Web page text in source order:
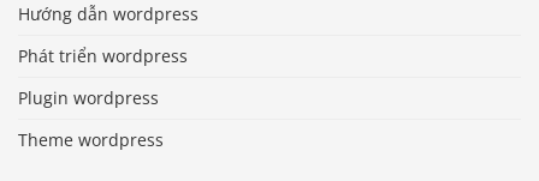
Hướng dẫn wordpress
Phát triển wordpress
Plugin wordpress
Theme wordpress